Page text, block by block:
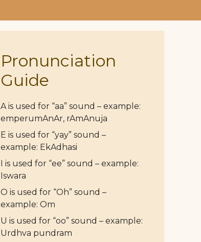
Pronunciation
Guide
A is used for “aa” sound – example:
emperumAnAr, rAmAnuja
E is used for “yay” sound –
example: EkAdhasi
I is used for “ee” sound – example:
Iswara
O is used for “Oh” sound –
example: Om
U is used for “oo” sound – example:
Urdhva pundram